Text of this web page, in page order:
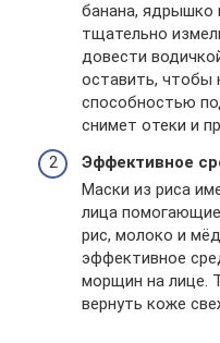
банана, ядрышко
тщательно
довести
оставить, чтобы
способностью
снимет отеки и
Эффективное
Маски из риса
лица
рис, молоко и
эффективное
морщин на лице.
вернуть коже